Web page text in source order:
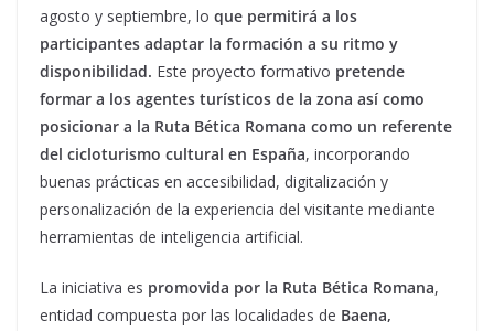
agosto y septiembre, lo que permitirá a los
participantes adaptar la formación a su ritmo y
disponibilidad. Este proyecto formativo pretende
formar a los agentes turísticos de la zona así como
posicionar a la Ruta Bética Romana como un referente
del cicloturismo cultural en España, incorporando
buenas prácticas en accesibilidad, digitalización y
personalización de la experiencia del visitante mediante
herramientas de inteligencia artificial.
La iniciativa es promovida por la Ruta Bética Romana,
entidad compuesta por las localidades de Baena,